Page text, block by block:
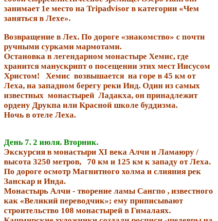
занимает 1е место на Tripadvisor в категории «Чем
заняться в Лехе».
Возвращение в Лех. По дороге «знакомство» с почти
ручными сурками мармотами.
Остановка в легендарном монастыре Хемис, где
хранится манускрипт о посещении этих мест Иисусом
Христом! Хемис возвышается на горе в 45 км от
Леха, на западном берегу реки Инд. Один из самых
известных монастырей Ладакха, он принадлежит
ордену Друкпа или Красной школе буддизма.
Ночь в отеле Леха.
День 7. 2 июля. Вторник.
Экскурсия в монастыри XI века Алчи и Ламаюру /
высота 3250 метров, 70 км и 125 км к западу от Леха.
По дороге осмотр Магнитного холма и слияния рек
Занскар и Инда.
Монастырь Алчи - творение ламы Сангпо , известного
как «Великий переводчик»; ему приписывают
строительство 108 монастырей в Гималаях.